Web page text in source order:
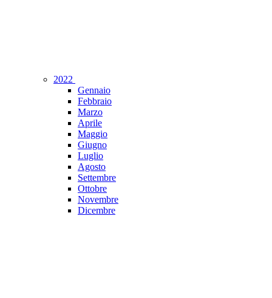
2022
Gennaio
Febbraio
Marzo
Aprile
Maggio
Giugno
Luglio
Agosto
Settembre
Ottobre
Novembre
Dicembre